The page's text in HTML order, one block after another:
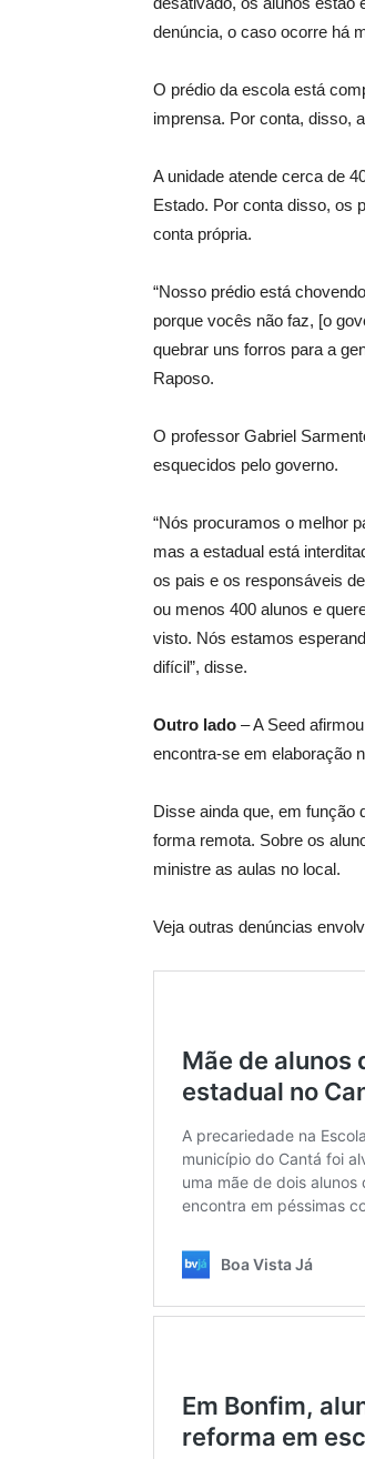
denúncia, o caso ocorre há
O prédio da escola está
imprensa. Por conta, disso,
A unidade atende cerca de
Estado. Por conta disso, os
conta própria.
“Nosso prédio está
porque vocês não faz, [o
quebrar uns forros para a
Raposo.
O professor Gabriel
esquecidos pelo governo.
“Nós procuramos o melhor
mas a estadual está
os pais e os responsáveis
ou menos 400 alunos e
visto. Nós estamos
difícil”, disse.
Outro lado – A Seed
encontra-se em elaboração
Disse ainda que, em função
forma remota. Sobre os
ministre as aulas no local.
Veja outras denúncias